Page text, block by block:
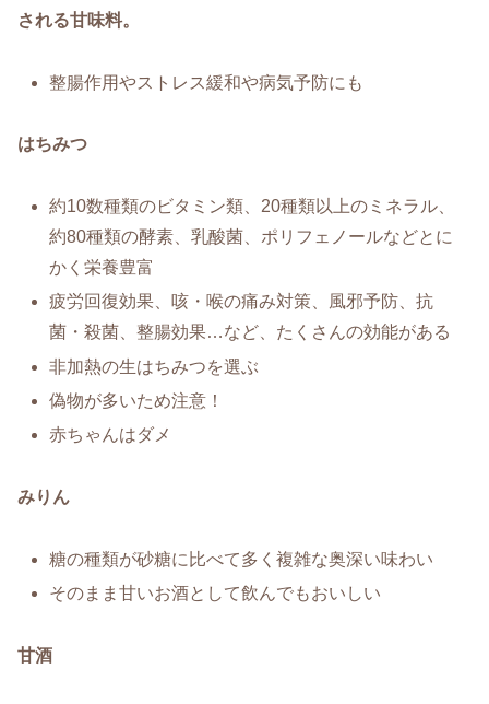
される甘味料。
整腸作用やストレス緩和や病気予防にも
はちみつ
約10数種類のビタミン類、20種類以上のミネラル、
約80種類の酵素、乳酸菌、ポリフェノールなどとに
かく栄養豊富
疲労回復効果、咳・喉の痛み対策、風邪予防、抗
菌・殺菌、整腸効果…など、たくさんの効能がある
非加熱の生はちみつを選ぶ
偽物が多いため注意！
赤ちゃんはダメ
みりん
糖の種類が砂糖に比べて多く複雑な奥深い味わい
そのまま甘いお酒として飲んでもおいしい
甘酒